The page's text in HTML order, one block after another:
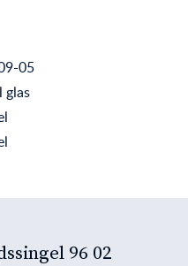
05
glas
96 02